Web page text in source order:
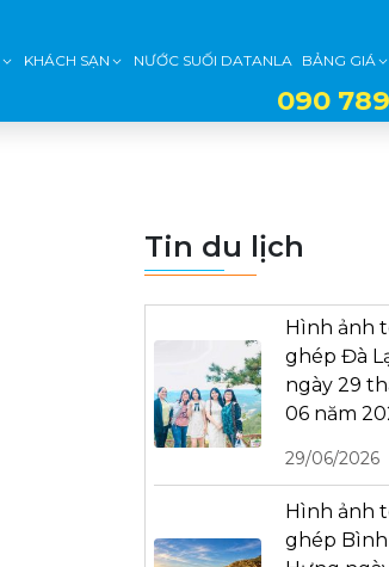
KHÁCH SẠN NƯỚC SUỐI DATANLA BẢNG GIÁ
090
Tin du lịch
Hình ảnh
ghép Đà
ngày 29
06 năm
29/06/2026
Hình ảnh
ghép Bình